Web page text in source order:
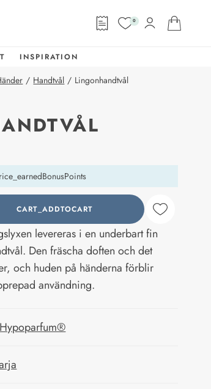
0
INSPIRATION
/ Handtvål / Lingonhandtvål
CART_ADDTOCART
levereras i en underbart fin
Den fräscha doften och det
och huden på händerna förblir
användning.
Hypoparfum®